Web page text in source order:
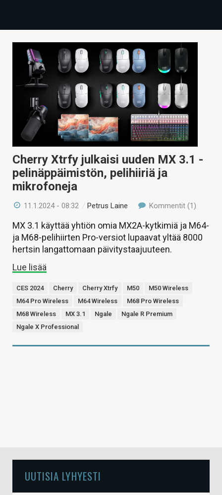
TECHBBS
TIETOA
HINTA.FI
VAIHDA TEEMA
HAKU
Cherry Xtrfy julkaisi uuden MX 3.1 -
pelinäppäimistön, pelihiiriä ja
mikrofoneja
11.1.2024 - 08:32 /Petrus Laine Kommentit (1)
MX 3.1 käyttää yhtiön omia MX2A-kytkimiä ja M64-
ja M68-pelihiirten Pro-versiot lupaavat yltää 8000
hertsin langattomaan päivitystaajuuteen.
Lue lisää
CES 2024 Cherry Cherry Xtrfy M50
M50 Wireless
M64 Pro Wireless
M64 Wireless
M68 Pro Wireless
M68 Wireless
MX 3.1 Ngale
Ngale R Premium
Ngale X Professional
UUTISIA LYHYESTI